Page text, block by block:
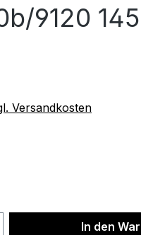
9120
Versandkosten
Gib denIn den